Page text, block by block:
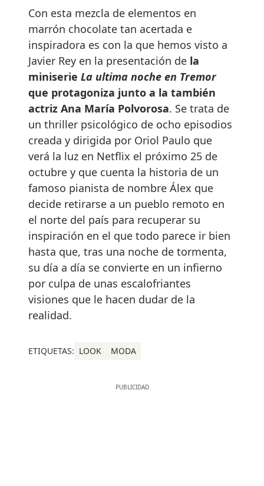
Con esta mezcla de elementos en
marrón chocolate tan acertada e
inspiradora es con la que hemos visto a
Javier Rey en la presentación de la
miniserie La ultima noche en Tremor
que protagoniza junto a la también
actriz Ana María Polvorosa. Se trata de
un thriller psicológico de ocho episodios
creada y dirigida por Oriol Paulo que
verá la luz en Netflix el próximo 25 de
octubre y que cuenta la historia de un
famoso pianista de nombre Álex que
decide retirarse a un pueblo remoto en
el norte del país para recuperar su
inspiración en el que todo parece ir bien
hasta que, tras una noche de tormenta,
su día a día se convierte en un infierno
por culpa de unas escalofriantes
visiones que le hacen dudar de la
realidad.
ETIQUETAS: LOOK MODA